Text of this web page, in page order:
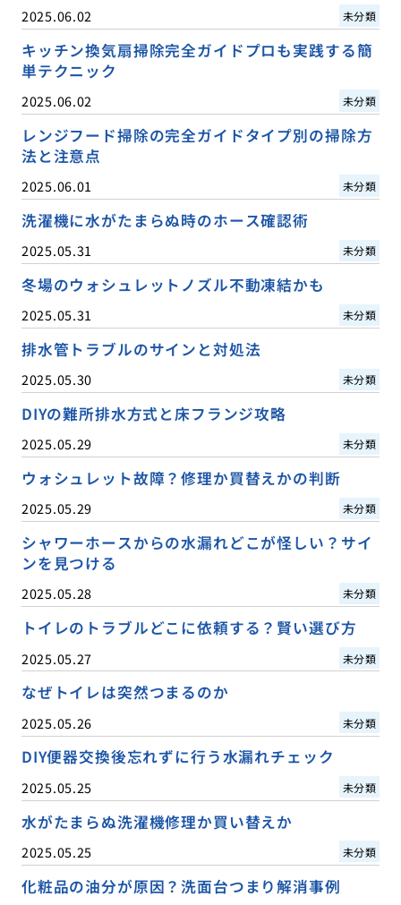
2025.06.02 未分類
キッチン換気扇掃除完全ガイドプロも実践する簡
単テクニック
2025.06.02 未分類
レンジフード掃除の完全ガイドタイプ別の掃除方
法と注意点
2025.06.01 未分類
洗濯機に水がたまらぬ時のホース確認術
2025.05.31 未分類
冬場のウォシュレットノズル不動凍結かも
2025.05.31 未分類
排水管トラブルのサインと対処法
2025.05.30 未分類
DIYの難所排水方式と床フランジ攻略
2025.05.29 未分類
ウォシュレット故障？修理か買替えかの判断
2025.05.29 未分類
シャワーホースからの水漏れどこが怪しい？サイ
ンを見つける
2025.05.28 未分類
トイレのトラブルどこに依頼する？賢い選び方
2025.05.27 未分類
なぜトイレは突然つまるのか
2025.05.26 未分類
DIY便器交換後忘れずに行う水漏れチェック
2025.05.25 未分類
水がたまらぬ洗濯機修理か買い替えか
2025.05.25 未分類
化粧品の油分が原因？洗面台つまり解消事例